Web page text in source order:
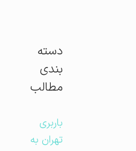
دسته
بندی
مطالب
باربری
تهران به